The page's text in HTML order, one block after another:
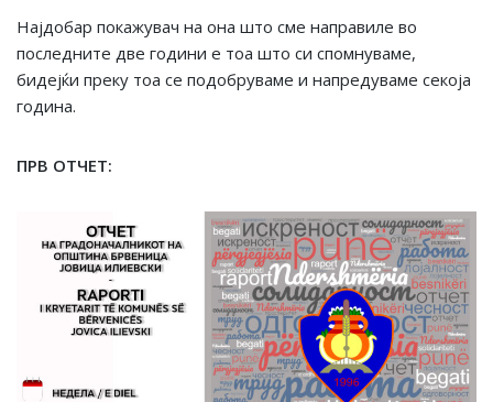
Најдобар покажувач на она што сме направиле во
последните две години е тоа што си спомнуваме,
бидејќи преку тоа се подобруваме и напредуваме секоја
година.
ПРВ ОТЧЕТ: